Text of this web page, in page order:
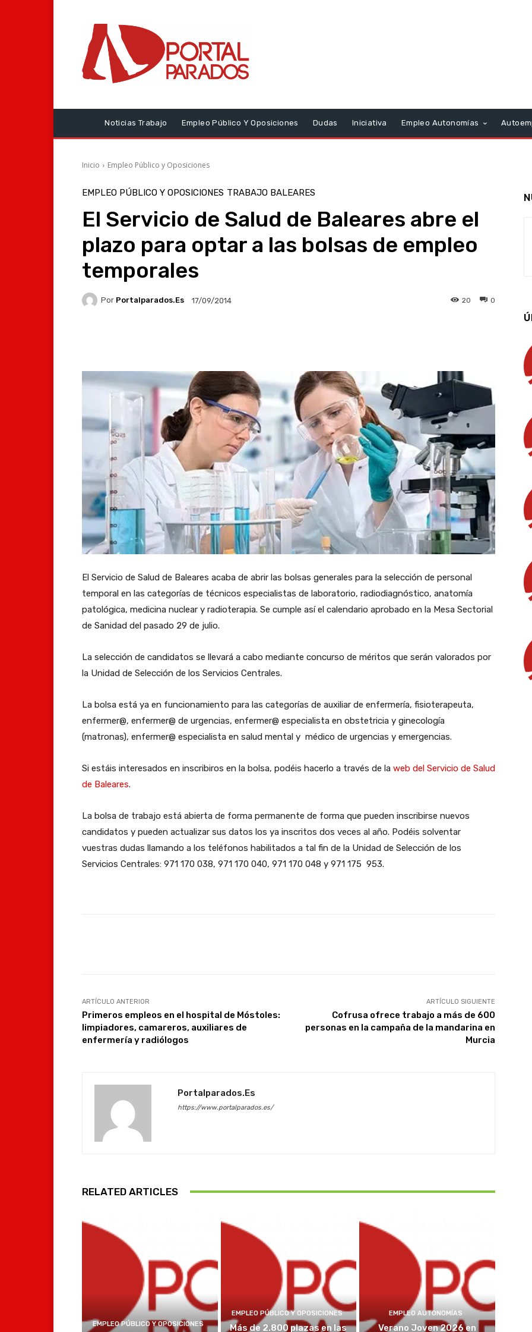
Noticias Trabajo Empleo Público Y Oposiciones Dudas Iniciativa Empleo Autonomías
Inicio Empleo Público y Oposiciones
EMPLEO PÚBLICO Y OPOSICIONES TRABAJO BALEARES
El Servicio de Salud de Baleares abre el
plazo para optar a las bolsas de empleo
temporales
Por Portalparados.es 17/09/2014 0
20
El Servicio de Salud de Baleares acaba de abrir las bolsas generales para la selección de personal
temporal en las categorías de técnicos especialistas de laboratorio, radiodiagnóstico, anatomía
patológica, medicina nuclear y radioterapia. Se cumple así el calendario aprobado en la Mesa Sectorial
de Sanidad del pasado 29 de julio.
La selección de candidatos se llevará a cabo mediante concurso de méritos que serán valorados por
la Unidad de Selección de los Servicios Centrales.
La bolsa está ya en funcionamiento para las categorías de auxiliar de enfermería, fisioterapeuta,
enfermer@, enfermer@ de urgencias, enfermer@ especialista en obstetricia y ginecología
(matronas), enfermer@ especialista en salud mental y médico de urgencias y emergencias.
Si estáis interesados en inscribiros en la bolsa, podéis hacerlo a través de la web del Servicio de Salud
de Baleares.
La bolsa de trabajo está abierta de forma permanente de forma que pueden inscribirse nuevos
candidatos y pueden actualizar sus datos los ya inscritos dos veces al año. Podéis solventar
vuestras dudas llamando a los teléfonos habilitados a tal fin de la Unidad de Selección de los
Servicios Centrales: 971 170 038, 971 170 040, 971 170 048 y 971 175 953.
ARTÍCULO ANTERIOR
Primeros empleos en el hospital de Móstoles:
limpiadores, camareros, auxiliares de
enfermería y radiólogos
ARTÍCULO SIGUIENTE
Cofrusa ofrece trabajo a más de 600
personas en la campaña de la mandarina en
Murcia
Portalparados.es
https://www.portalparados.es/
RELATED ARTICLES
EMPLEO PÚBLICO Y OPOSICIONES
EMPLEO PÚBLICO Y OPOSICIONES
Más de 2.800 plazas en las
EMPLEO AUTONOMÍAS
Verano Joven 2026 en